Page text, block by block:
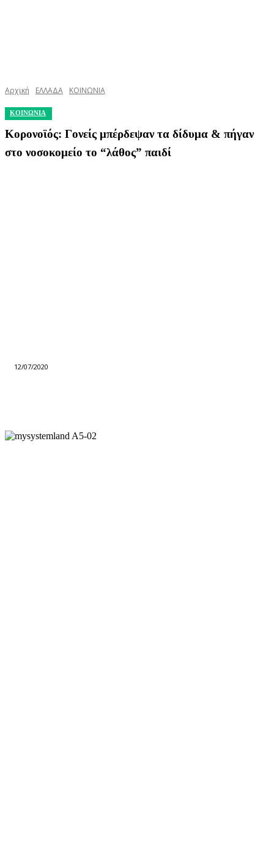
Αρχική ΕΛΛΑΔΑ ΚΟΙΝΩΝΙΑ
ΚΟΙΝΩΝΙΑ
Κορονοϊός: Γονείς μπέρδεψαν τα δίδυμα & πήγαν
στο νοσοκομείο το “λάθος” παιδί
12/07/2020